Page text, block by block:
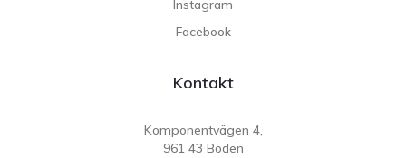
Instagram
Facebook
Kontakt
Komponentvägen 4,
961 43 Boden